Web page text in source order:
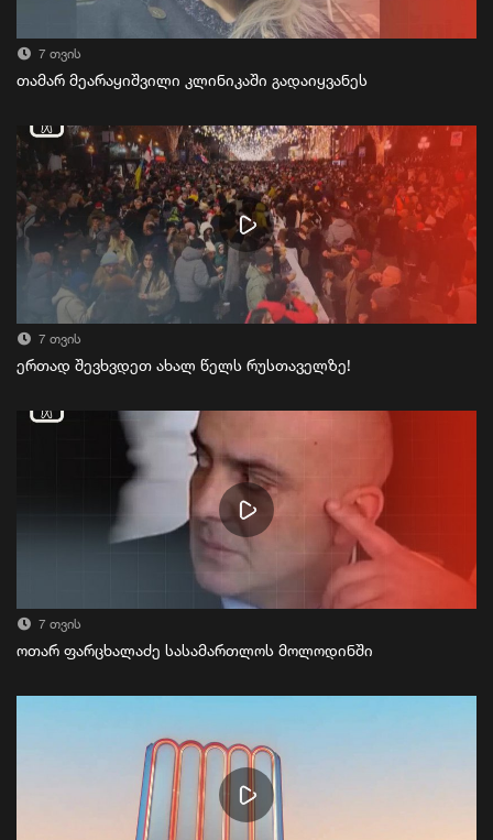
7 თვის
თამარ მეარაყიშვილი კლინიკაში გადაიყვანეს
7 თვის
ერთად შევხვდეთ ახალ წელს რუსთაველზე!
7 თვის
ოთარ ფარცხალაძე სასამართლოს მოლოდინში